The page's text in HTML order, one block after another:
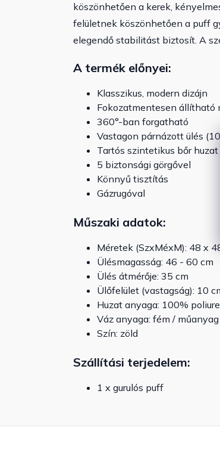
köszönhetően a kerek,
felületnek köszönhetően a puff
elegendő stabilitást biztosít. A
A termék előnyei:
Klasszikus, modern dizájn
Fokozatmentesen állítható
360°-ban forgatható
Vastagon párnázott ülés (10
Tartós szintetikus bőr huzat
5 biztonsági görgővel
Könnyű tisztítás
Gázrugóval
Műszaki adatok:
Méretek (SzxMéxM): 48 x
Ülésmagasság: 46 - 60 cm
Ülés átmérője: 35 cm
Ülőfelület (vastagság): 10
Huzat anyaga: 100%
Váz anyaga: fém / műanyag
Szín: zöld
Szállítási terjedelem:
1 x gurulós puff